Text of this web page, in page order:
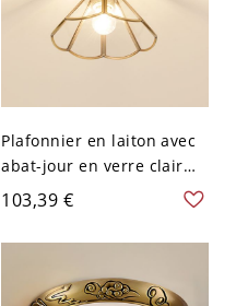
Plafonnier en laiton avec
abat-jour en verre clair
pour utilisation dans une
maison de style
traditionnel - 110 V-120 V
103,39 €